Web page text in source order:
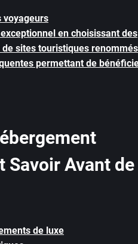
voyageurs
en choisissant des
sites touristiques
permettant de
Savoir Avant de
de luxe